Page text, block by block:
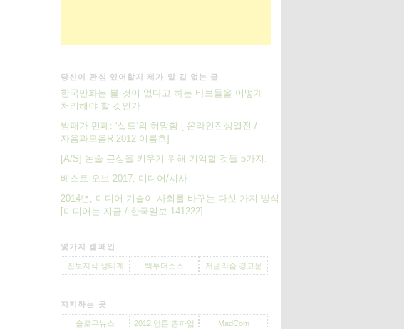
당신이 관심 있어할지 제가 알 길 없는 글
한국만화는 볼 것이 없다고 하는 바보들을 어떻게
처리해야 할 것인가
방패가 민폐: ‘실드’의 허망함 [ 온라인진상열전 /
자음과모음R 2012 여름호]
[A/S] 논술 근성을 키우기 위해 기억할 것들 5가지.
베스트 오브 2017: 미디어/시사
2014년, 미디어 기술이 사회를 바꾸는 다섯 가지 방식
[미디어는 지금 / 한국일보 141222]
몇가지 캠페인
진보지식 생태계 백투더소스 저널리즘 경고문
지지하는 곳
슬로우뉴스 2012 언론 총파업 MadCom